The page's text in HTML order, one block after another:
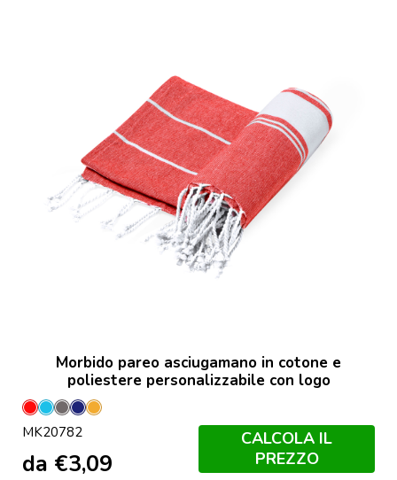
Morbido pareo asciugamano in cotone e
poliestere personalizzabile con logo
Rosso
Azzurro
GreyMarineo
Orange
MK20782
da €3,09
CALCOLA IL
PREZZO